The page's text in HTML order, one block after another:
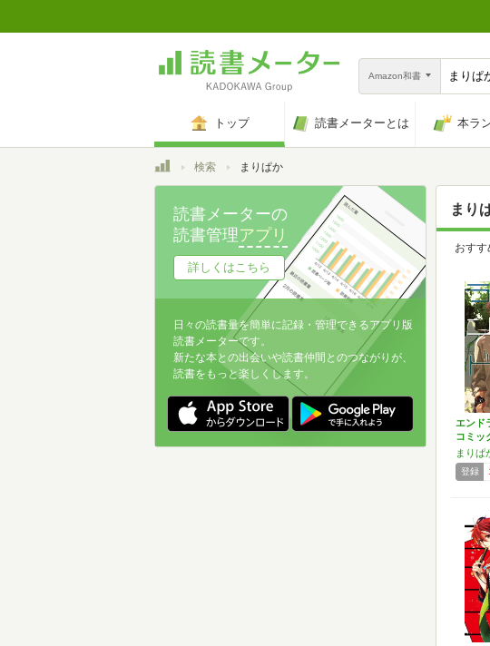
Amazon和書
トップ 読書メーターとは 本ラ
トップ検索 まりぱか
まり
おす
エンド
コミッ
まりぱ
登録
読書メーターの
読書管理アプリ
詳しくはこちら
日々の読書量を簡単に記録・管理できるアプリ版
読書メーターです。
新たな本との出会いや読書仲間とのつながりが、
読書をもっと楽しくします。